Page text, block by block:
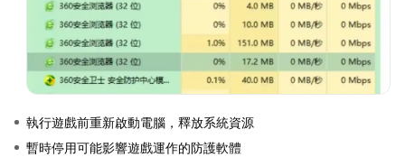
執行遊戲前重新啟動電腦，釋放系統資源
暫時停用可能影響遊戲運作的防護軟體